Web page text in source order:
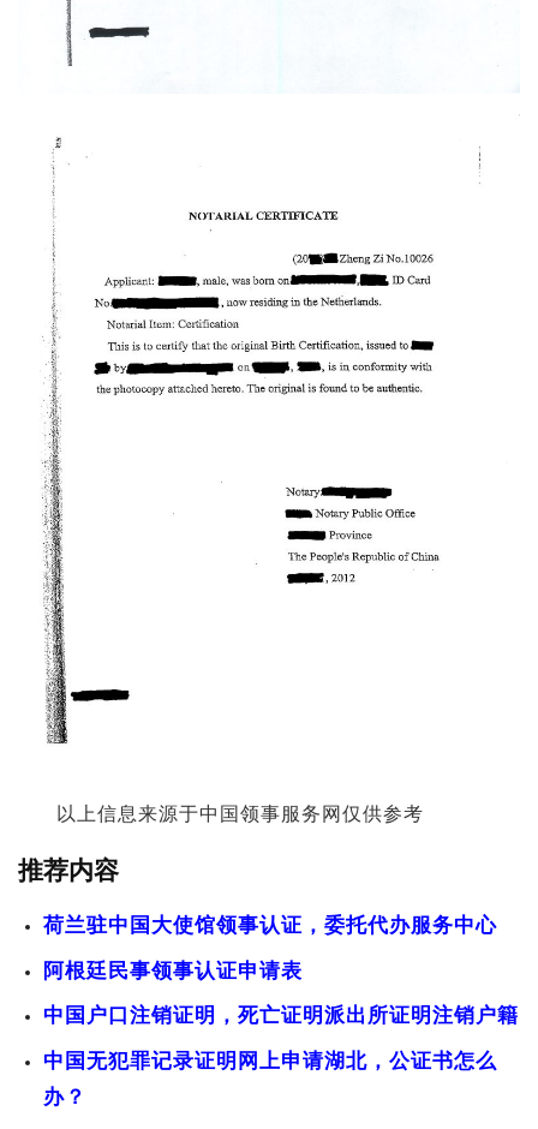
以上信息来源于中国领事服务网仅供参考
推荐内容
荷兰驻中国大使馆领事认证，委托代办服务中心
阿根廷民事领事认证申请表
中国户口注销证明，死亡证明派出所证明注销户籍
中国无犯罪记录证明网上申请湖北，公证书怎么
办？